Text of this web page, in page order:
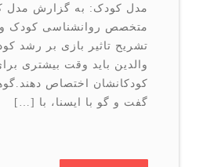
مدل کودک: به گزارش مدل کودک،
متخصص روانشناسی کودک و
تشریح تاثیر بازی بر رشد کودکان،
والدین باید وقت بیشتری برای نوع
کودکانشان اختصاص دهند.گوهریسنا
گفت و گو با ایسنا، با […]